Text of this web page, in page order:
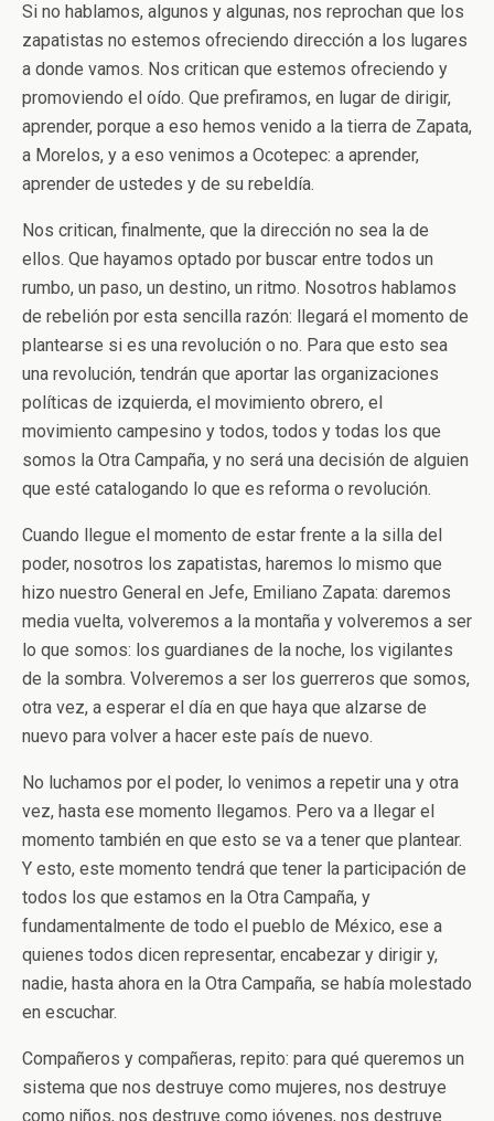
Si no hablamos, algunos y algunas, nos reprochan que los
zapatistas no estemos ofreciendo dirección a los lugares
a donde vamos. Nos critican que estemos ofreciendo y
promoviendo el oído. Que prefiramos, en lugar de dirigir,
aprender, porque a eso hemos venido a la tierra de Zapata,
a Morelos, y a eso venimos a Ocotepec: a aprender,
aprender de ustedes y de su rebeldía.
Nos critican, finalmente, que la dirección no sea la de
ellos. Que hayamos optado por buscar entre todos un
rumbo, un paso, un destino, un ritmo. Nosotros hablamos
de rebelión por esta sencilla razón: llegará el momento de
plantearse si es una revolución o no. Para que esto sea
una revolución, tendrán que aportar las organizaciones
políticas de izquierda, el movimiento obrero, el
movimiento campesino y todos, todos y todas los que
somos la Otra Campaña, y no será una decisión de alguien
que esté catalogando lo que es reforma o revolución.
Cuando llegue el momento de estar frente a la silla del
poder, nosotros los zapatistas, haremos lo mismo que
hizo nuestro General en Jefe, Emiliano Zapata: daremos
media vuelta, volveremos a la montaña y volveremos a ser
lo que somos: los guardianes de la noche, los vigilantes
de la sombra. Volveremos a ser los guerreros que somos,
otra vez, a esperar el día en que haya que alzarse de
nuevo para volver a hacer este país de nuevo.
No luchamos por el poder, lo venimos a repetir una y otra
vez, hasta ese momento llegamos. Pero va a llegar el
momento también en que esto se va a tener que plantear.
Y esto, este momento tendrá que tener la participación de
todos los que estamos en la Otra Campaña, y
fundamentalmente de todo el pueblo de México, ese a
quienes todos dicen representar, encabezar y dirigir y,
nadie, hasta ahora en la Otra Campaña, se había molestado
en escuchar.
Compañeros y compañeras, repito: para qué queremos un
sistema que nos destruye como mujeres, nos destruye
como niños, nos destruye como jóvenes, nos destruye